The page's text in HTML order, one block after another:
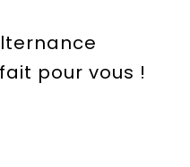
pour vous !